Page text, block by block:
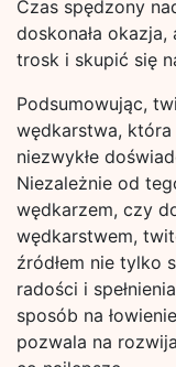
Czas spędzony
doskonała
trosk i skupić się
Podsumowując,
wędkarstwa, która
niezwykłe
Niezależnie od
wędkarzem, czy
wędkarstwem,
źródłem nie tylko
radości i
sposób na
pozwala na